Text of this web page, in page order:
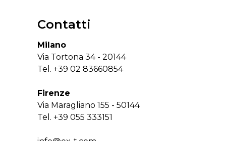
Contatti
Milano
Via Tortona 34 - 20144
Tel. +39 02 83660854
Firenze
Via Maragliano 155 - 50144
Tel. +39 055 333151